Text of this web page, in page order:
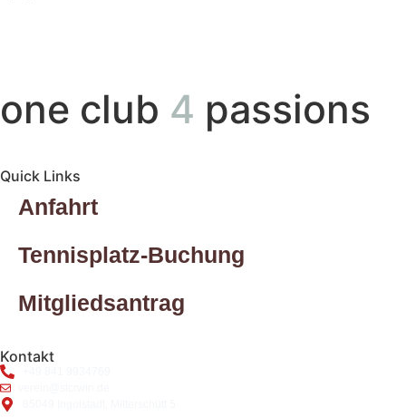
one club 4 passions
Quick Links
Anfahrt
Tennisplatz-Buchung
Mitgliedsantrag
Kontakt